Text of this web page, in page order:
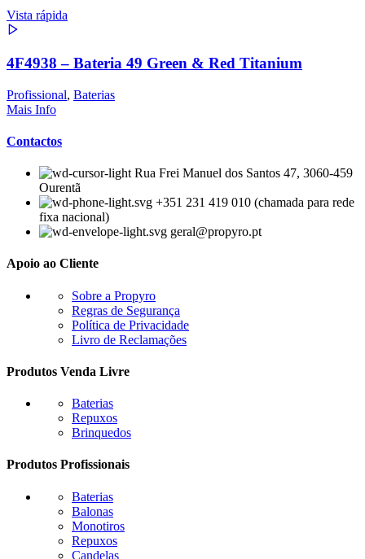
Vista rápida
4F4938 – Bateria 49 Green & Red Titanium
Profissional, Baterias
Mais Info
Contactos
Rua Frei Manuel dos Santos 47, 3060-459
Ourentã​
+351 231 419 010 (chamada para rede
fixa nacional)
geral@propyro.pt
Apoio ao Cliente
Sobre a Propyro
Regras de Segurança
Política de Privacidade
Livro de Reclamações
Produtos Venda Livre
Baterias
Repuxos
Brinquedos
Produtos Profissionais
Baterias
Balonas
Monotiros
Repuxos
Candelas